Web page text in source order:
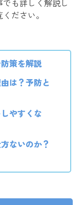
も詳しく解説し
ださい。
策を解説
は？予防と
やすくな
ないのか？